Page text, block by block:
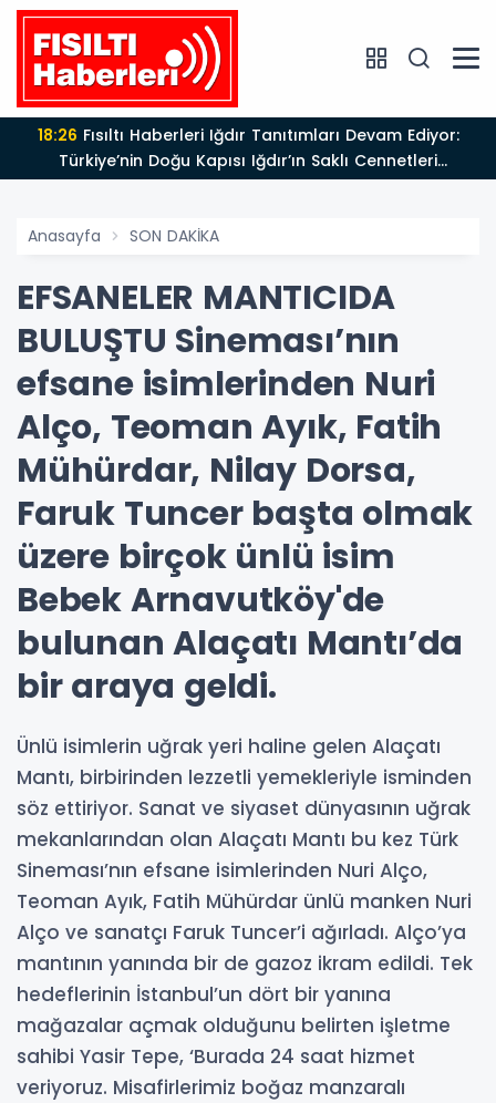
18:26
Türkiye’nin Doğu Kapısı Iğdır’ın Saklı Cennetleri
Keşfedilmeyi Bekliyor
Anasayfa SON DAKİKA
EFSANELER MANTICIDA
BULUŞTU Sineması’nın
efsane isimlerinden Nuri
Alço, Teoman Ayık, Fatih
Mühürdar, Nilay Dorsa,
Faruk Tuncer başta olmak
üzere birçok ünlü isim
Bebek Arnavutköy'de
bulunan Alaçatı Mantı’da
bir araya geldi.
Ünlü isimlerin uğrak yeri haline gelen Alaçatı
Mantı, birbirinden lezzetli yemekleriyle isminden
söz ettiriyor. Sanat ve siyaset dünyasının uğrak
mekanlarından olan Alaçatı Mantı bu kez Türk
Sineması’nın efsane isimlerinden Nuri Alço,
Teoman Ayık, Fatih Mühürdar ünlü manken Nuri
Alço ve sanatçı Faruk Tuncer’i ağırladı. Alço’ya
mantının yanında bir de gazoz ikram edildi. Tek
hedeflerinin İstanbul’un dört bir yanına
mağazalar açmak olduğunu belirten işletme
sahibi Yasir Tepe, ‘Burada 24 saat hizmet
veriyoruz. Misafirlerimiz boğaz manzaralı